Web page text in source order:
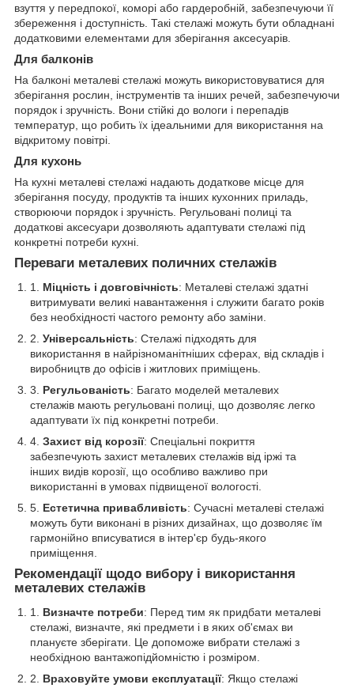
взуття у передпокої, коморі або гардеробній, забезпечуючи її
збереження і доступність. Такі стелажі можуть бути обладнані
додатковими елементами для зберігання аксесуарів.
Для балконів
На балконі металеві стелажі можуть використовуватися для
зберігання рослин, інструментів та інших речей, забезпечуючи
порядок і зручність. Вони стійкі до вологи і перепадів
температур, що робить їх ідеальними для використання на
відкритому повітрі.
Для кухонь
На кухні металеві стелажі надають додаткове місце для
зберігання посуду, продуктів та інших кухонних приладь,
створюючи порядок і зручність. Регульовані полиці та
додаткові аксесуари дозволяють адаптувати стелажі під
конкретні потреби кухні.
Переваги металевих поличних стелажів
Міцність і довговічність: Металеві стелажі здатні
витримувати великі навантаження і служити багато років
без необхідності частого ремонту або заміни.
Універсальність: Стелажі підходять для
використання в найрізноманітніших сферах, від складів і
виробництв до офісів і житлових приміщень.
Регульованість: Багато моделей металевих
стелажів мають регульовані полиці, що дозволяє легко
адаптувати їх під конкретні потреби.
Захист від корозії: Спеціальні покриття
забезпечують захист металевих стелажів від іржі та
інших видів корозії, що особливо важливо при
використанні в умовах підвищеної вологості.
Естетична привабливість: Сучасні металеві стелажі
можуть бути виконані в різних дизайнах, що дозволяє їм
гармонійно вписуватися в інтер'єр будь-якого
приміщення.
Рекомендації щодо вибору і використання
металевих стелажів
Визначте потреби: Перед тим як придбати металеві
стелажі, визначте, які предмети і в яких об'ємах ви
плануєте зберігати. Це допоможе вибрати стелажі з
необхідною вантажопідйомністю і розміром.
Враховуйте умови експлуатації: Якщо стелажі